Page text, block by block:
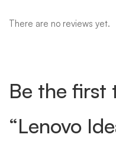
There are no reviews yet.
Be the first
“Lenovo